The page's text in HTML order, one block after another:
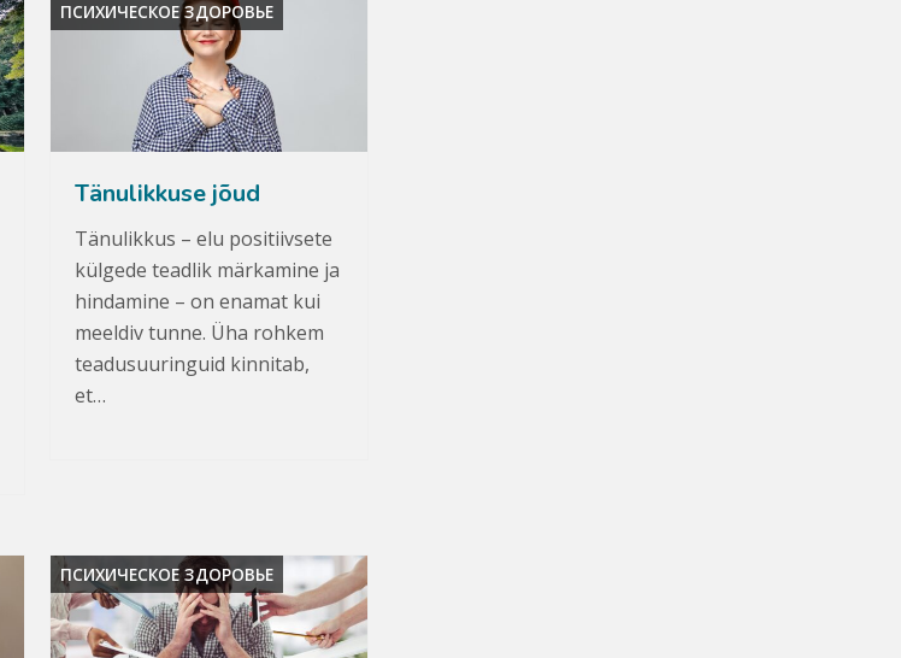
ПСИХИЧЕСКОЕ ЗДОРОВЬЕ
Tänulikkuse jõud
Tänulikkus – elu positiivsete
külgede teadlik märkamine ja
hindamine – on enamat kui
meeldiv tunne. Üha rohkem
teadusuuringuid kinnitab,
et…
ПСИХИЧЕСКОЕ ЗДОРОВЬЕ